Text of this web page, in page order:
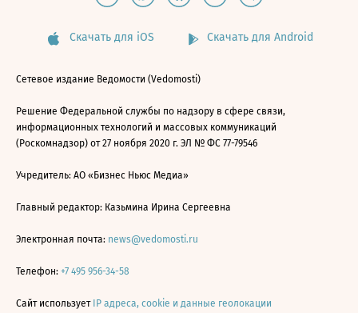
Скачать для iOS Скачать для Android
Сетевое издание Ведомости (Vedomosti)
Решение Федеральной службы по надзору в сфере связи,
информационных технологий и массовых коммуникаций
(Роскомнадзор) от 27 ноября 2020 г. ЭЛ № ФС 77-79546
Учредитель: АО «Бизнес Ньюс Медиа»
Главный редактор: Казьмина Ирина Сергеевна
Электронная почта: news@vedomosti.ru
Телефон: +7 495 956-34-58
Сайт использует IP адреса, cookie и данные геолокации